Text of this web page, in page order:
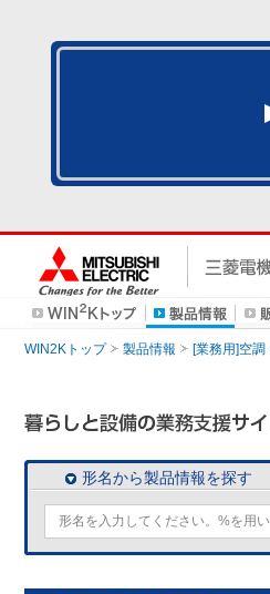
WIN2Kトップ 製品情報 [業務用]空調
形名から製品情報を探す